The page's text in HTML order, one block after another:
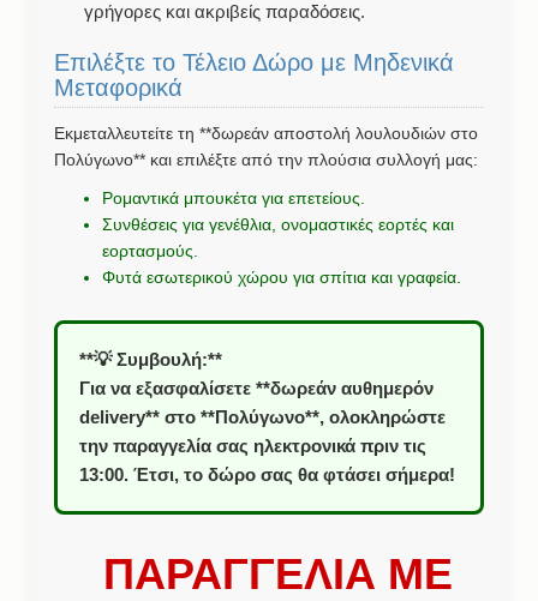
γρήγορες και ακριβείς παραδόσεις.
Επιλέξτε το Τέλειο Δώρο με Μηδενικά
Μεταφορικά
Εκμεταλλευτείτε τη **δωρεάν αποστολή λουλουδιών στο
Πολύγωνο** και επιλέξτε από την πλούσια συλλογή μας:
Ρομαντικά μπουκέτα για επετείους.
Συνθέσεις για γενέθλια, ονομαστικές εορτές και
εορτασμούς.
Φυτά εσωτερικού χώρου για σπίτια και γραφεία.
**💡 Συμβουλή:**
Για να εξασφαλίσετε **δωρεάν αυθημερόν
delivery** στο **Πολύγωνο**, ολοκληρώστε
την παραγγελία σας ηλεκτρονικά πριν τις
13:00. Έτσι, το δώρο σας θα φτάσει σήμερα!
ΠΑΡΑΓΓΕΛΙΑ ΜΕ